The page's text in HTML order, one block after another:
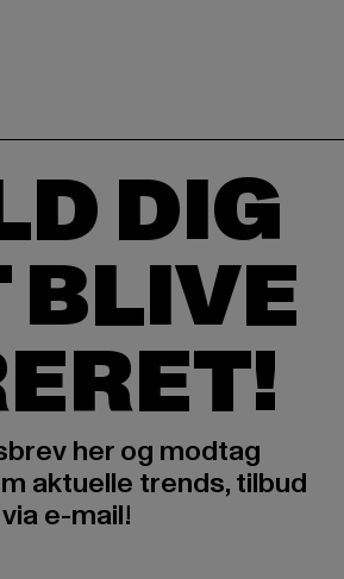
DIG
BLIVE
her og modtag
aktuelle trends, tilbud
e-mail!